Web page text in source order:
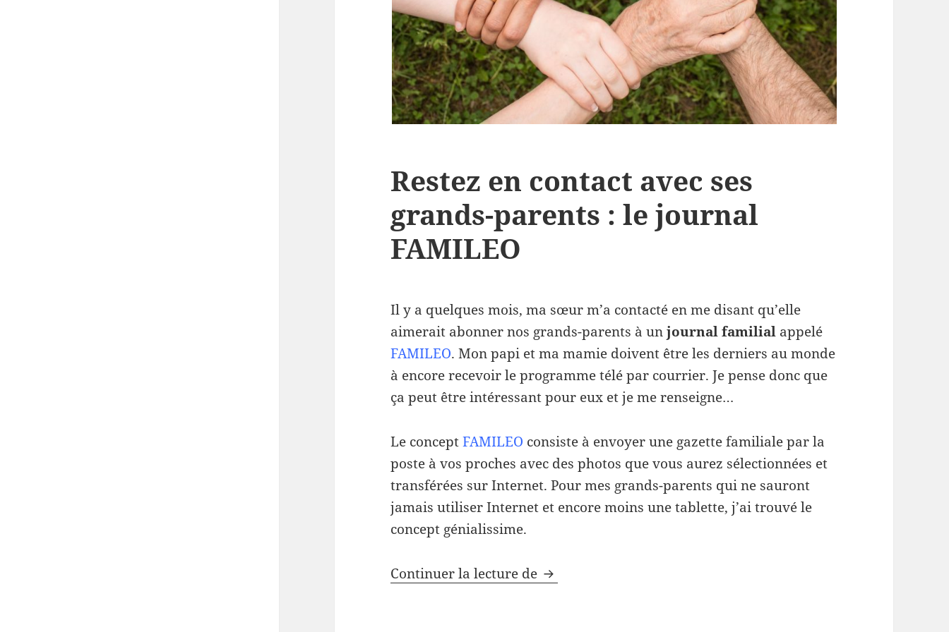
Restez en contact avec ses
grands-parents : le journal
FAMILEO
Il y a quelques mois, ma sœur m’a contacté en me disant qu’elle
aimerait abonner nos grands-parents à unjournal familial appelé
FAMILEO. Mon papi et ma mamie doivent être les derniers au monde
à encore recevoir le programme télé par courrier. Je pense donc que
ça peut être intéressant pour eux et je me renseigne…
Le conceptFAMILEO consiste à envoyer une gazette familiale par la
poste à vos proches avec des photos que vous aurez sélectionnées et
transférées sur Internet. Pour mes grands-parents qui ne sauront
jamais utiliser Internet et encore moins une tablette, j’ai trouvé le
concept génialissime.
Continuer la lecture de Restez en contact avec ses grands-parents : le journal FAMILEO